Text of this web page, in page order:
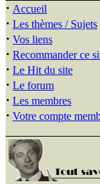
· Accueil
· Les thèmes / Sujets
· Vos liens
· Recommander ce
· Le Hit du site
· Le forum
· Les membres
· Votre compte